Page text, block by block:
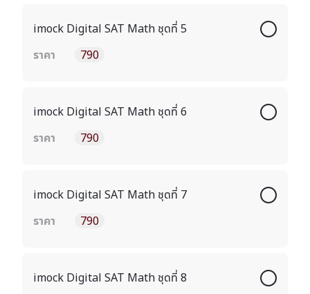
imock Digital SAT Math ชุดที่ 5
ราคา
790
imock Digital SAT Math ชุดที่ 6
ราคา
790
imock Digital SAT Math ชุดที่ 7
ราคา
790
imock Digital SAT Math ชุดที่ 8